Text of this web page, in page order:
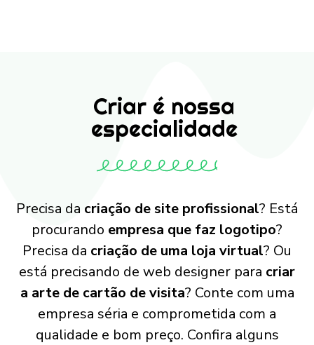
Criar é nossa
especialidade
Precisa da criação de site profissional? Está
procurando empresa que faz logotipo?
Precisa da criação de uma loja virtual? Ou
está precisando de web designer para criar
a arte de cartão de visita? Conte com uma
empresa séria e comprometida com a
qualidade e bom preço. Confira alguns